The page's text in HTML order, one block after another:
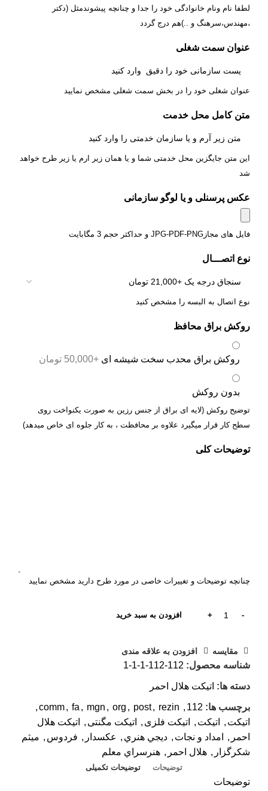
لطفا نام ونام خانوادگی خود را جدا و چنانچه پیشوندمثل (دکتر
،مهندس،سرهنگ و ..)هم درج گردد
عنوان سمت شغلی
عنوان شغلی خود را در بخش سمت شغلی مشخص نمایید
متن کامل محل خدمت
این متن جایگزین محل خدمتی شما و یا همان زیر ارم یا زیر طرح خواهد
شد
عکس پرسنلی و یا لوگو سازمانی
فایل های مجازJPG-PDF-PNG و حداکثر حجم 3 مگابایت
نوع اتصـــال
نوع اتصال به البسه را مشخص کنید
روکش براق محافظ
روکش براق محدب سخت شیشه ای +50,000 تومان
بدون روکش
توضیح روکش (لایه ای براق از جنس رزین به صورت یکنواخت روی
سطح کار قرار میگیرد علاوه بر محافظت ، به کار جلوه ای خاص میدهد)
توضیحات کلی
چنانچه توضیحات و تغییرات خاصی در مورد طرح دارید مشخص نمایید
افزودن به سبد خرید
مقایسه افزودن به علاقه مندی
شناسه محصول: 112-112-1-1-1
دسته ها: اتیکت هلال احمر
برچسب ها: 112
,
comm, fa , mgn , org , post, rezin
,
اتيکت , اتیکت , اتیکت فلزی , اتیکت مگنتی ,
اتیکت هلال
احمر , امداد و نجات , ديجي هنري , عکسدار , فردوس , ميثم
شکرگزار , هلال احمر , هنرسراي معلم
توضیحات توضیحات تکمیلی
توضیحات